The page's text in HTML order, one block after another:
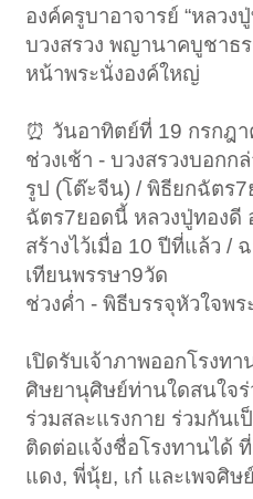
องค์ครูบาอาจารย์ “หลวง
บวงสรวง พญานาคบูชาธ
หน้าพระนั่งองค์ใหญ่
⏰️ วันอาทิตย์ที่ 19 กรกฎ
ช่วงเช้า - บวงสรวงบอกก
รูป (โต๊ะจีน) / พิธียกฉัตร
ฉัตร7ยอดนี้ หลวงปู่ทองดี
สร้างไว้เมื่อ 10 ปีที่แล้ว /
เทียนพรรษา9วัด
ช่วงค่ำ - พิธีบรรจุหัวใจพ
เปิดรับเจ้าภาพออกโรงท
ศิษยานุศิษย์ท่านใดสนใจ
ร่วมสละแรงกาย ร่วมกัน
ติดต่อแจ้งชื่อโรงทานได้
แดง, พี่นุ้ย, เก๋ และเพจศิ